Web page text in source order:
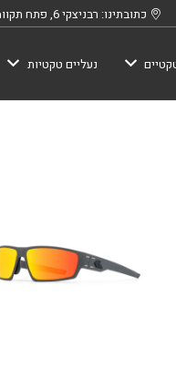
כתובתינו: רבניצקי 6, פתח תקווה
נעליים טקטיות